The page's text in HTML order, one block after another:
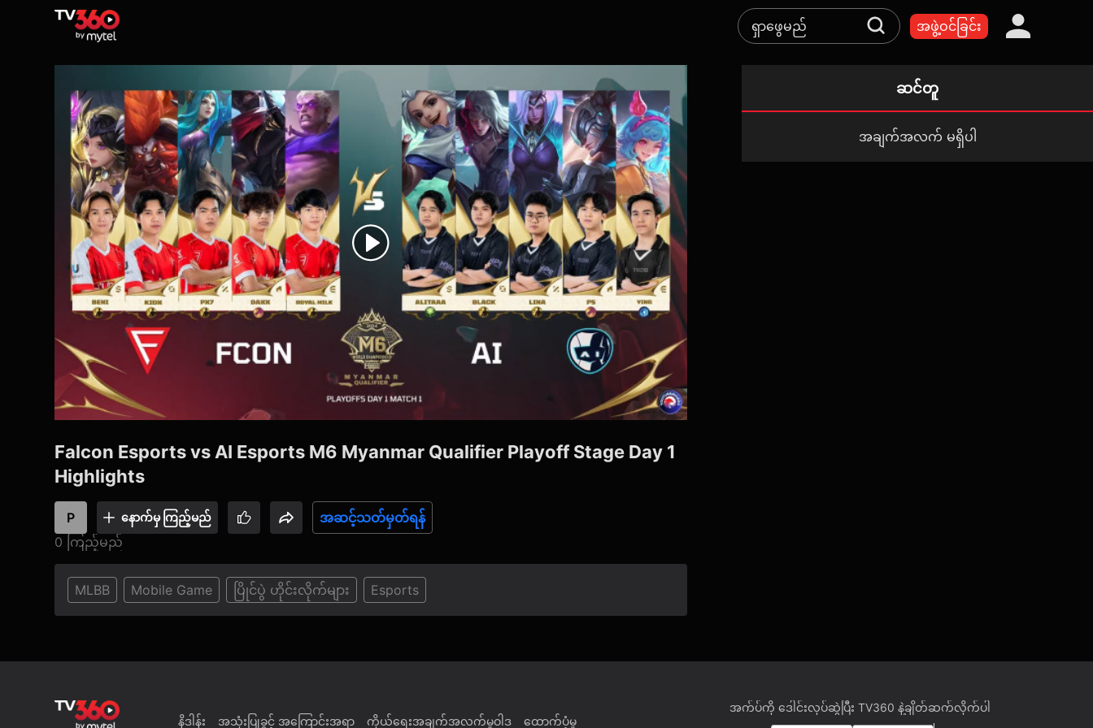
အဖွဲ့ဝင်ခြင်း
Falcon Esports vs AI Esports M6 Myanmar Qualifier Playoff Stage Day 1
Highlights
P နောက်မှ ကြည့်မည်
အဆင့်သတ်မှတ်ရန်
0 ကြည့်မည်
MLBB Mobile Game ပြိုင်ပွဲ ဟိုင်းလိုက်များ Esports
ဆင်တူ
အချက်အလက် မရှိပါ
နိဒါန်း အသုံးပြုခွင့် အကြောင်းအရာ ကိုယ်ရေးအချက်အလက်မူဝါဒ ထောက်ပံ့မှု
အက်ပ်ကို ဒေါင်းလုပ်ဆွဲပြီး TV360 နဲ့ချိတ်ဆက်လိုက်ပါ